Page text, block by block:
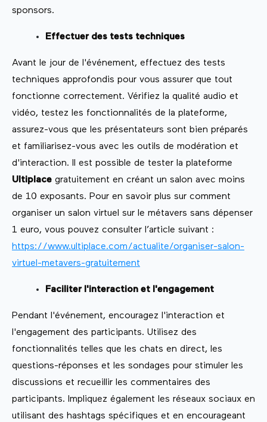
sponsors.
Effectuer des tests techniques
Avant le jour de l'événement, effectuez des tests
techniques approfondis pour vous assurer que tout
fonctionne correctement. Vérifiez la qualité audio et
vidéo, testez les fonctionnalités de la plateforme,
assurez-vous que les présentateurs sont bien préparés
et familiarisez-vous avec les outils de modération et
d'interaction. Il est possible de tester la plateforme
Ultiplace gratuitement en créant un salon avec moins
de 10 exposants. Pour en savoir plus sur comment
organiser un salon virtuel sur le métavers sans dépenser
1 euro, vous pouvez consulter l’article suivant :
https://www.ultiplace.com/actualite/organiser-salon-
virtuel-metavers-gratuitement
Faciliter l'interaction et l'engagement
Pendant l'événement, encouragez l'interaction et
l'engagement des participants. Utilisez des
fonctionnalités telles que les chats en direct, les
questions-réponses et les sondages pour stimuler les
discussions et recueillir les commentaires des
participants. Impliquez également les réseaux sociaux en
utilisant des hashtags spécifiques et en encourageant